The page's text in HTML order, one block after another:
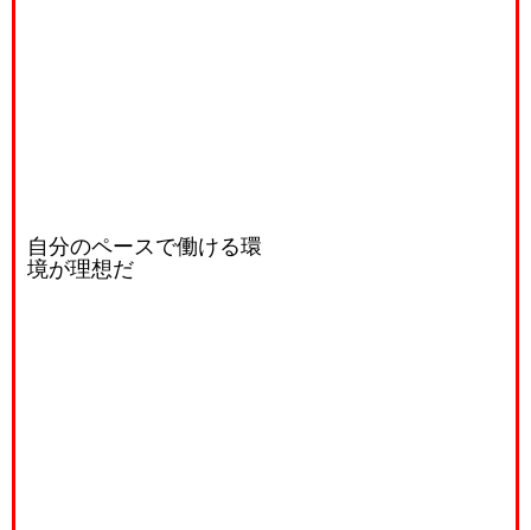
自分のペースで働ける環
境が理想だ